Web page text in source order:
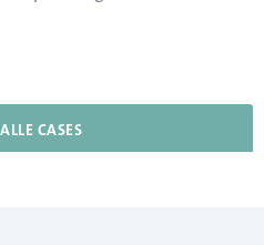
CASES
CASES
CASES
CASES